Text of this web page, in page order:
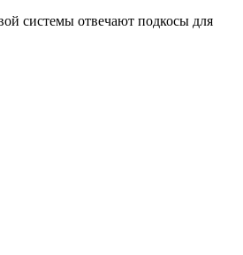
системы отвечают подкосы для